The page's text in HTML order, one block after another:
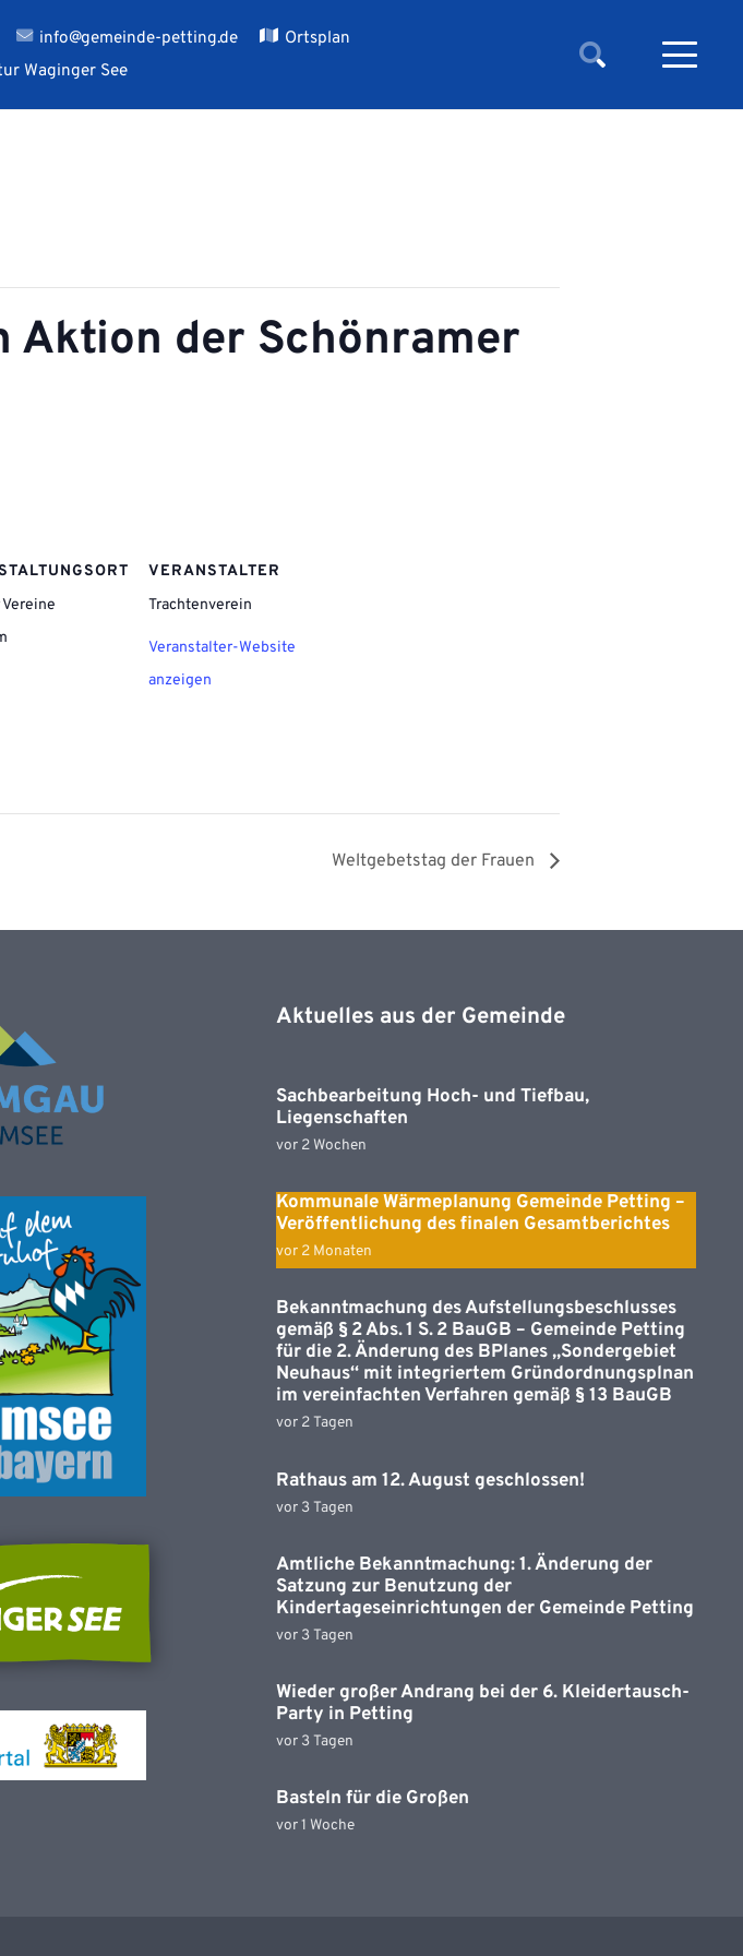
info@gemeinde-petting.de
Ortsplan
Waginger See
Aktion der Schönramer
VERANSTALTER
Trachtenverein
Veranstalter-Website
anzeigen
Weltgebetstag der Frauen
Aktuelles aus der Gemeinde
Sachbearbeitung Hoch- und Tiefbau,
Liegenschaften
vor 2 Wochen
Kommunale Wärmeplanung Gemeinde Petting –
Veröffentlichung des finalen Gesamtberichtes
vor 2 Monaten
Bekanntmachung des Aufstellungsbeschlusses
gemäß § 2 Abs. 1 S. 2 BauGB – Gemeinde Petting
für die 2. Änderung des BPlanes „Sondergebiet
Neuhaus“ mit integriertem Gründordnungsplnan
im vereinfachten Verfahren gemäß § 13 BauGB
vor 2 Tagen
Rathaus am 12. August geschlossen!
vor 3 Tagen
Amtliche Bekanntmachung: 1. Änderung der
Satzung zur Benutzung der
Kindertageseinrichtungen der Gemeinde Petting
vor 3 Tagen
Wieder großer Andrang bei der 6. Kleidertausch-
Party in Petting
vor 3 Tagen
Basteln für die Großen
vor 1 Woche